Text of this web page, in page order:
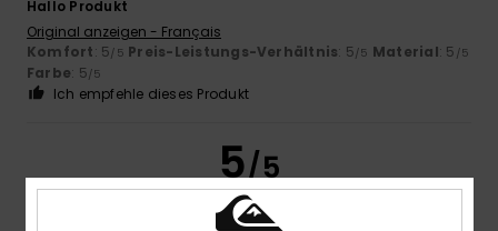
Hallo Produkt
Original anzeigen - Français
Komfort: 5/5 Preis-Leistungs-Verhältnis: 5/5 Material: 5 /5
Farbe: 5/5
Ich empfehle dieses Produkt
5/5